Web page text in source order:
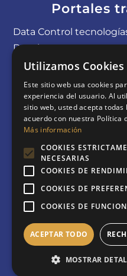
Portales
Data Control
Davel
Coremsa online
Levelcom
© 2024 Grupo
reservados. |
Utilizamos Cookies
Este sitio web usa cookies
experiencia del usuario. Al
sitio web, usted acepta todas
acuerdo con nuestra Política
Más información
COOKIES
NECESARIAS
COOKIES DE
COOKIES DE
COOKIES DE
ACEPTAR TODO
MOSTRAR